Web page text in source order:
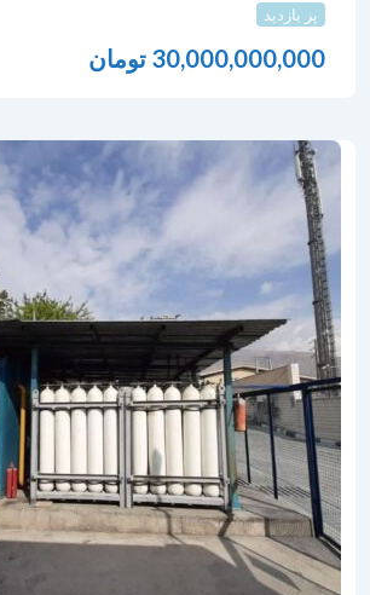
پر بازدید
30,000,000,000 تومان